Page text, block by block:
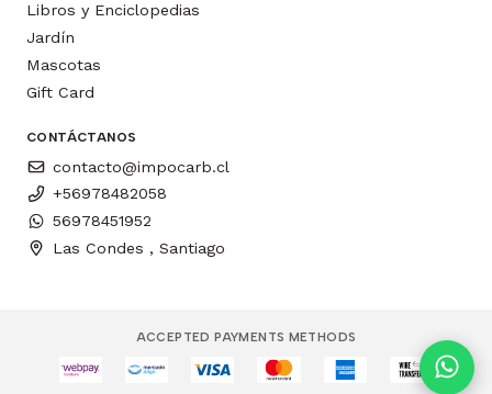
Libros y Enciclopedias
Jardín
Mascotas
Gift Card
CONTÁCTANOS
contacto@impocarb.cl
+56978482058
56978451952
Las Condes , Santiago
ACCEPTED PAYMENTS METHODS